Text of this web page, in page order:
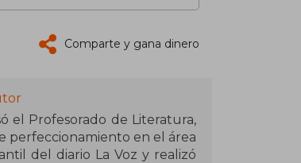
Comparte y gana dinero
el Profesorado de Literatura,
perfeccionamiento en el área
del diario La Voz y realizó